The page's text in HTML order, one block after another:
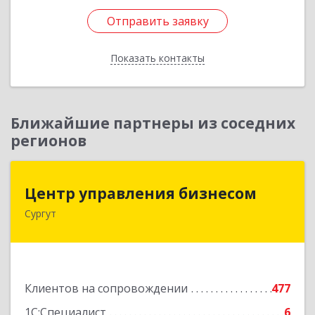
Отправить заявку
Показать контакты
Отправить заявку
Назад
Ближайшие партнеры из соседних
регионов
Центр управления бизнесом
Сургут
Клиентов на сопровождении
477
Центр управления бизнесом
628403, Ханты-Мансийский Автономный округ